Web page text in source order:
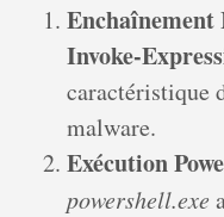
Enchaînement
Invoke-
caractéristique
malware.
Exécution
powershell.exe